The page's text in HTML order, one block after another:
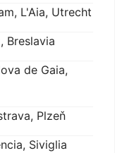
L'Aia, Utrecht
Breslavia
de Gaia,
Plzeň
Siviglia